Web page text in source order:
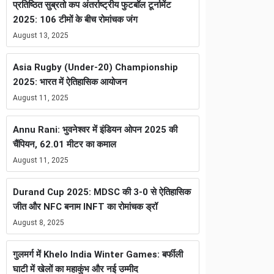
प्रतिष्ठित सुब्रतो कप अंतर्राष्ट्रीय फुटबॉल टूर्नामेंट
2025: 106 टीमों के बीच रोमांचक जंग
August 13, 2025
Asia Rugby (Under-20) Championship
2025: भारत में ऐतिहासिक आयोजन
August 11, 2025
Annu Rani: भुवनेश्वर में इंडियन ओपन 2025 की
चैंपियन, 62.01 मीटर का कमाल
August 11, 2025
Durand Cup 2025: MDSC की 3-0 से ऐतिहासिक
जीत और NFC बनाम INFT का रोमांचक ड्रॉ
August 8, 2025
गुलमर्ग में Khelo India Winter Games: बर्फीली
घाटी में खेलों का महाकुंभ और नई उम्मीद